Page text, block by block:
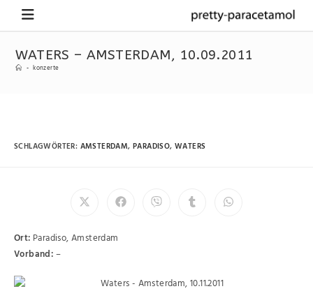
WATERS – AMSTERDAM, 10.09.2011
- konzerte
SCHLAGWÖRTER: AMSTERDAM, PARADISO, WATERS
Ort: Paradiso, Amsterdam
Vorband:–